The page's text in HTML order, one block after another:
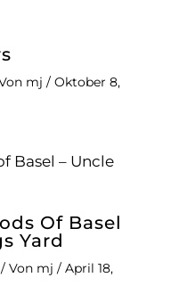
mj / Oktober 8,
Of Basel
Yard
/ Von mj / April 18,